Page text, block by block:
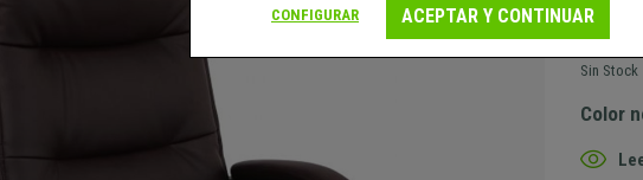
289,90 €
Sin Stock
Color
CONFIGURAR ACEPTAR Y CONTINUAR